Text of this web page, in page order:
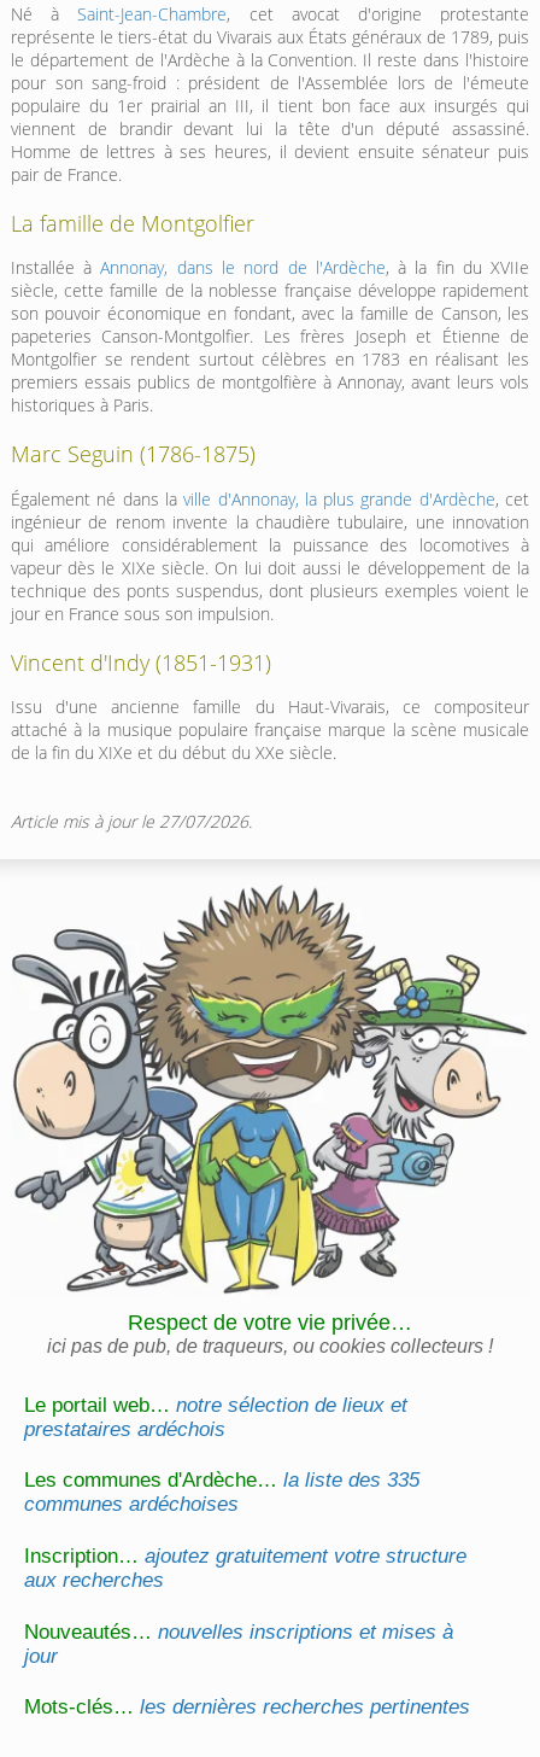
Né à Saint-Jean-Chambre, cet avocat d'origine protestante
représente le tiers-état du Vivarais aux États généraux de 1789, puis
le département de l'Ardèche à la Convention. Il reste dans l'histoire
pour son sang-froid : président de l'Assemblée lors de l'émeute
populaire du 1er prairial an III, il tient bon face aux insurgés qui
viennent de brandir devant lui la tête d'un député assassiné.
Homme de lettres à ses heures, il devient ensuite sénateur puis
pair de France.
La famille de Montgolfier
Installée àAnnonay, dans le nord de l'Ardèche, à la fin du XVIIe
siècle, cette famille de la noblesse française développe rapidement
son pouvoir économique en fondant, avec la famille de Canson, les
papeteries Canson-Montgolfier. Les frères Joseph et Étienne de
Montgolfier se rendent surtout célèbres en 1783 en réalisant les
premiers essais publics de montgolfière à Annonay, avant leurs vols
historiques à Paris.
Marc Seguin (1786-1875)
Également né dans laville d'Annonay, la plus grande d'Ardèche, cet
ingénieur de renom invente la chaudière tubulaire, une innovation
qui améliore considérablement la puissance des locomotives à
vapeur dès le XIXe siècle. On lui doit aussi le développement de la
technique des ponts suspendus, dont plusieurs exemples voient le
jour en France sous son impulsion.
Vincent d'Indy (1851-1931)
Issu d'une ancienne famille du Haut-Vivarais, ce compositeur
attaché à la musique populaire française marque la scène musicale
de la fin du XIXe et du début du XXe siècle.
Article mis à jour le 27/07/2026.
Le portail web…notre sélection de lieux et
prestataires ardéchois
Les communes d'Ardèche…la liste des 335
communes ardéchoises
Inscription…ajoutez gratuitement votre structure
aux recherches
Nouveautés…nouvelles inscriptions et mises à
jour
Mots-clés…les dernières recherches pertinentes
Respect de votre vie privée…
ici pas de pub, de traqueurs, ou cookies collecteurs !